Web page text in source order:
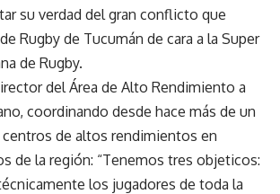
su verdad del gran conflicto que
Rugby de Tucumán de cara a la Super
de Rugby.
del Área de Alto Rendimiento a
coordinando desde hace más de un
de altos rendimientos en
de la región: “Tenemos tres objeticos:
los jugadores de toda la